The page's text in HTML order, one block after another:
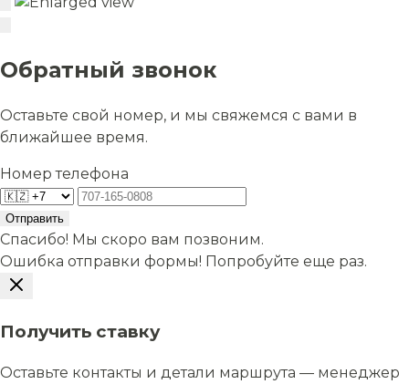
Обратный звонок
Оставьте свой номер, и мы свяжемся с вами в
ближайшее время.
Номер телефона
Отправить
Спасибо! Мы скоро вам позвоним.
Ошибка отправки формы! Попробуйте еще раз.
Получить ставку
Оставьте контакты и детали маршрута — менеджер